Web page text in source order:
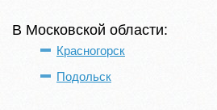
В Московской области:
Красногорск
Подольск